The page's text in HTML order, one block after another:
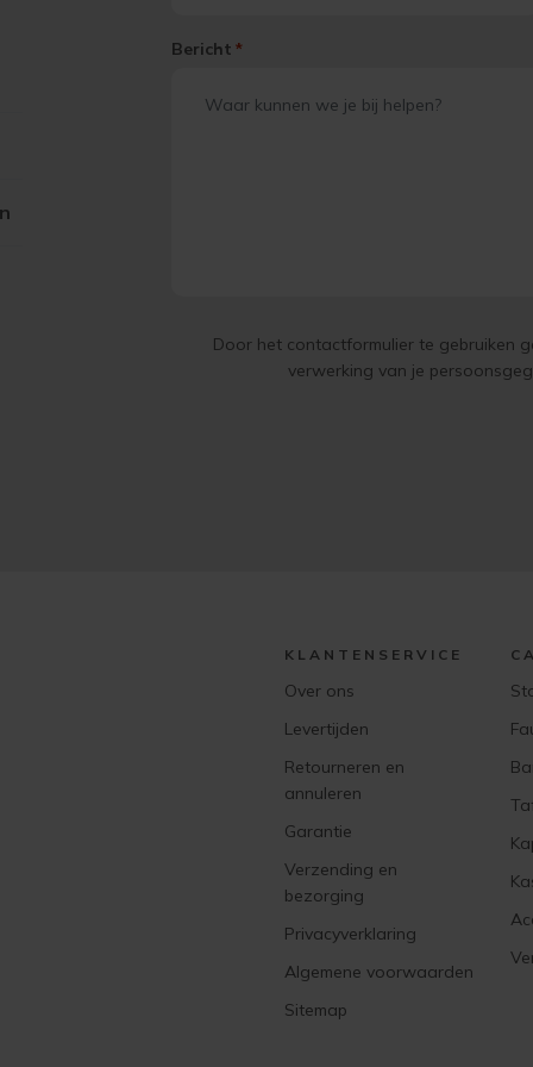
Bericht *
Door het contactformulier te gebruiken
verwerking van je
KLANTENSERVICE
Over ons
Levertijden
Retourneren en
annuleren
Garantie
Verzending en
bezorging
Privacyverklaring
Algemene voorwaarden
Sitemap